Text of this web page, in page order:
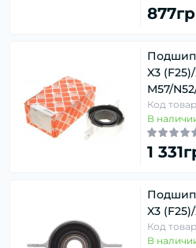
X3
M57/
Код
В
1
X3
Код
В